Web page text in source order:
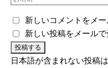
新しいコメントをメ
新しい投稿をメールで
日本語が含まれない投稿